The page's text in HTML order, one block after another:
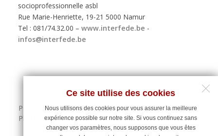
Ce site utilise des cookies
Nous utilisons des cookies pour vous assurer la meilleure
expérience possible sur notre site. Si vous continuez sans
changer vos paramètres, nous supposons que vous êtes
socioprofessionnelle asbl
Rue Marie-Henriette, 19-21 5000 Namur
Tel : 081/74.32.00 –www.interfede.be -
infos@interfede.be
Politique de protection des données personnelles
Plan du site